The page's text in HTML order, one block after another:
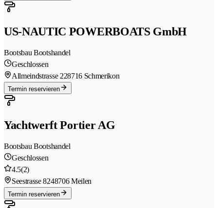
US-NAUTIC POWERBOATS GmbH
Bootsbau Bootshandel
Geschlossen
Allmeindstrasse 228716 Schmerikon
Termin reservieren
Yachtwerft Portier AG
Bootsbau Bootshandel
Geschlossen
4.5(2)
Seestrasse 8248706 Meilen
Termin reservieren